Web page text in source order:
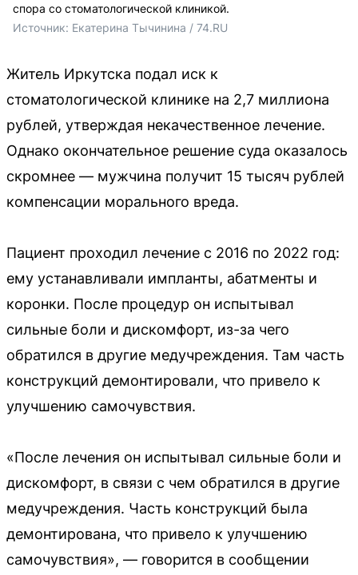
спора со стоматологической клиникой.
Источник: Екатерина Тычинина / 74.RU
Житель Иркутска подал иск к
стоматологической клинике на 2,7 миллиона
рублей, утверждая некачественное лечение.
Однако окончательное решение суда оказалось
скромнее — мужчина получит 15 тысяч рублей
компенсации морального вреда.
Пациент проходил лечение с 2016 по 2022 год:
ему устанавливали импланты, абатменты и
коронки. После процедур он испытывал
сильные боли и дискомфорт, из-за чего
обратился в другие медучреждения. Там часть
конструкций демонтировали, что привело к
улучшению самочувствия.
«После лечения он испытывал сильные боли и
дискомфорт, в связи с чем обратился в другие
медучреждения. Часть конструкций была
демонтирована, что привело к улучшению
самочувствия», — говорится в сообщении